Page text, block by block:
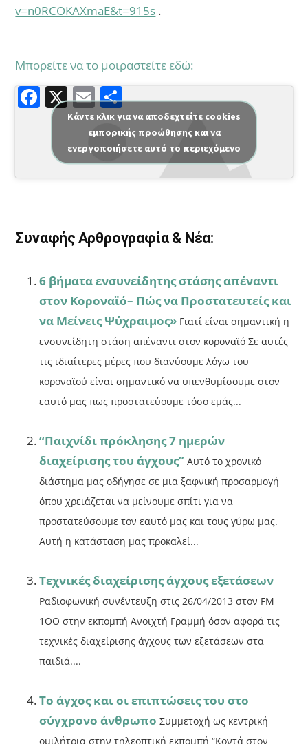
v=n0RCOKAXmaE&t=915s .
Μπορείτε να το μοιραστείτε εδώ:
F
a
e
b
o
k
X E
m
ai
l
Μ
οι
ρ
α
σ
ίτ
ε
Κάντε κλικ για να αποδεχτείτε cookies
εμπορικής προώθησης και να
ενεργοποιήσετε αυτό το περιεχόμενο
Συναφής Αρθρογραφία & Νέα:
6 βήματα ενσυνείδητης στάσης απέναντι
στον Κοροναϊό– Πώς να Προστατευτείς και
να Μείνεις Ψύχραιμος» Γιατί είναι σημαντική η
ενσυνείδητη στάση απέναντι στον κοροναϊό Σε αυτές
τις ιδιαίτερες μέρες που διανύουμε λόγω του
κοροναϊού είναι σημαντικό να υπενθυμίσουμε στον
εαυτό μας πως προστατεύουμε τόσο εμάς...
“Παιχνίδι πρόκλησης 7 ημερών
διαχείρισης του άγχους” Αυτό το χρονικό
διάστημα μας οδήγησε σε μια ξαφνική προσαρμογή
όπου χρειάζεται να μείνουμε σπίτι για να
προστατεύσουμε τον εαυτό μας και τους γύρω μας.
Αυτή η κατάσταση μας προκαλεί...
Τεχνικές διαχείρισης άγχους εξετάσεων
Ραδιοφωνική συνέντευξη στις 26/04/2013 στον FM
1OO στην εκπομπή Ανοιχτή Γραμμή όσον αφορά τις
τεχνικές διαχείρισης άγχους των εξετάσεων στα
παιδιά....
Το άγχος και οι επιπτώσεις του στο
σύγχρονο άνθρωπο Συμμετοχή ως κεντρική
ομιλήτρια στην τηλεοπτική εκπομπή “Κοντά στον